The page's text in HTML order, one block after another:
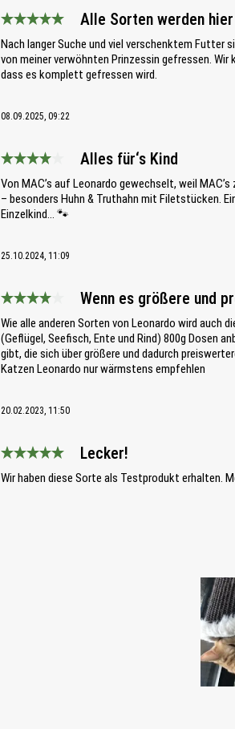
Alle Sorten werden
Nach langer Suche und viel verschenktem Futter
von meiner verwöhnten Prinzessin gefressen.
dass es komplett gefressen wird.
08.09.2025, 09:22
Alles für‘s Kind
Von MAC’s auf Leonardo gewechselt, weil
– besonders Huhn & Truthahn mit Filetstücken.
Einzelkind… 🐾
25.10.2024, 11:09
Bewertung mit 4 von 5 Sternen
Wenn es größere und
Wie alle anderen Sorten von Leonardo wird auch
(Geflügel, Seefisch, Ente und Rind) 800g Dosen
gibt, die sich über größere und dadurch
Katzen Leonardo nur wärmstens empfehlen
20.02.2023, 11:50
Lecker!
Wir haben diese Sorte als Testprodukt erhalten.